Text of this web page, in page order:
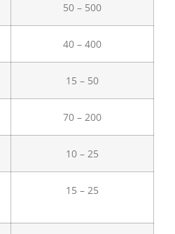
50 – 500
40 – 400
15 – 50
70 – 200
10 – 25
15 – 25